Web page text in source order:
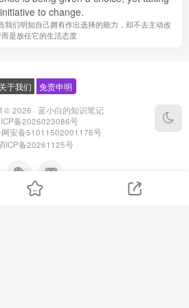
to change.
我们明知自己拥有作出选择的能力，却不去主动改
是放任它的生活态度
关于我们 免责申明
© 2026 · 蓝小白的知识笔记
备2026023086号
网安备51011502001176号
ICP备20261125号